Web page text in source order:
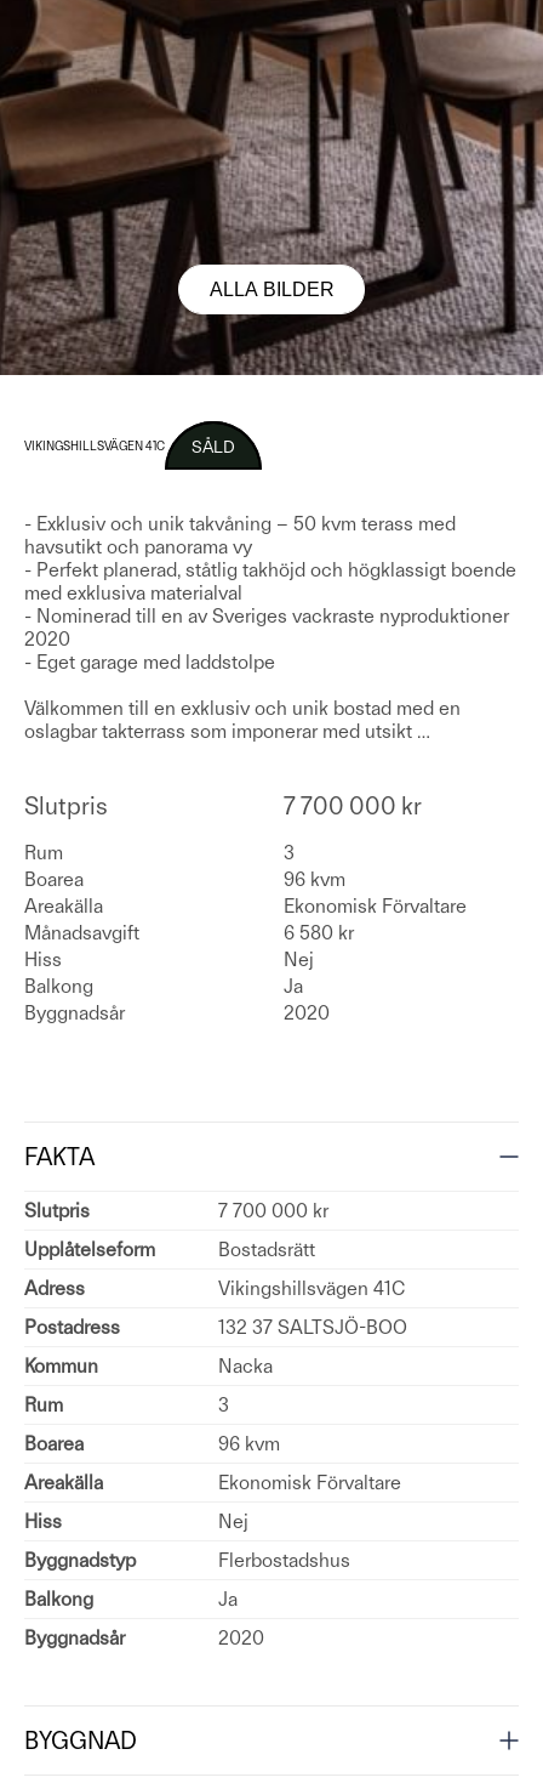
ALLA BILDER
VIKINGSHILLSVÄGEN 41C SÅLD
- Exklusiv och unik takvåning – 50 kvm terass med
havsutikt och panorama vy
- Perfekt planerad, ståtlig takhöjd och högklassigt boende
med exklusiva materialval
- Nominerad till en av Sveriges vackraste nyproduktioner
2020
- Eget garage med laddstolpe
Välkommen till en exklusiv och unik bostad med en
oslagbar takterrass som imponerar med utsikt …
Slutpris 7 700 000 kr
Rum
3
Boarea
96 kvm
Areakälla
Ekonomisk Förvaltare
Månadsavgift
6 580 kr
Hiss
Nej
Balkong
Ja
Byggnadsår
2020
FAKTA
Slutpris
7 700 000 kr
Upplåtelseform
Bostadsrätt
Adress
Vikingshillsvägen 41C
Postadress
132 37 SALTSJÖ-BOO
Kommun
Nacka
Rum
3
Boarea
96 kvm
Areakälla
Ekonomisk Förvaltare
Hiss
Nej
Byggnadstyp
Flerbostadshus
Balkong
Ja
Byggnadsår
2020
BYGGNAD